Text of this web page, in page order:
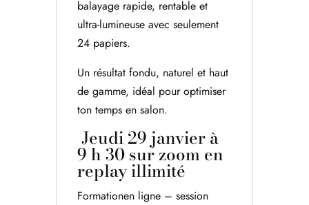
balayage rapide, rentable et
ultra-lumineuse avec seulement
24 papiers.
Un résultat fondu, naturel et haut
de gamme, idéal pour optimiser
ton temps en salon.
Jeudi 29 janvier à
9 h 30 sur zoom en
replay illimité
Formationen ligne – session